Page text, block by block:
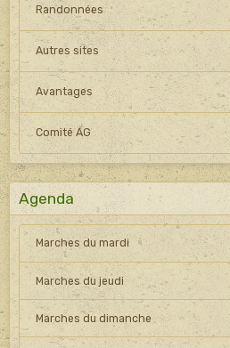
Randonnées
Autres sites
Avantages
Comité AG
Agenda
Marches du mardi
Marches du jeudi
Marches du dimanche